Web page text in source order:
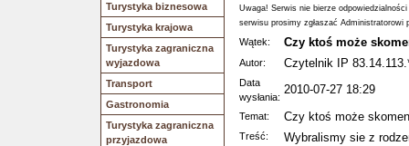
Turystyka biznesowa
Turystyka krajowa
Turystyka zagraniczna
wyjazdowa
Transport
Gastronomia
Turystyka zagraniczna
przyjazdowa
Uwaga! Serwis nie bierze
serwisu prosimy zgłaszać Administratorowi
Wątek: Czy ktoś może
Autor: Czytelnik IP
Data
wysłania:
2010-07-27 18:29
Temat: Czy ktoś może
Treść:
Wybralismy sie z